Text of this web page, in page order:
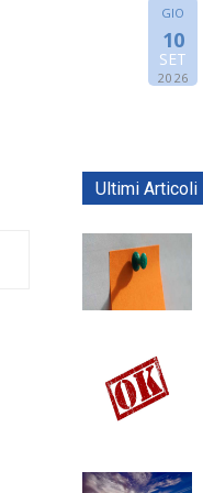
GIO
10
SET
2026
Ultimi Articoli